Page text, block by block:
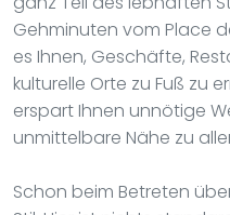
Gehminuten vom Place
es Ihnen, Geschäfte,
kulturelle Orte zu Fuß zu
erspart Ihnen unnötige
unmittelbare Nähe zu
Schon beim Betreten